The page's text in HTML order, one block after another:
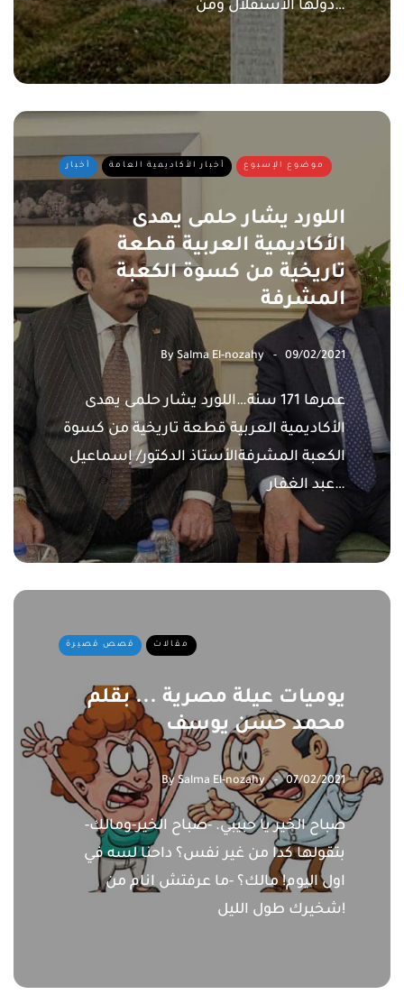
دولها الاستقلال ومن…
أخبار أخبار الأكاديمية العامة موضوع الإسبوع
اللورد يشار حلمى يهدى
الأكاديمية العربية قطعة
تاريخية من كسوة الكعبة
المشرفة
By Salma El-nozahy 09/02/2021
عمرها 171 سنة…اللورد يشار حلمى يهدى
الأكاديمية العربية قطعة تاريخية من كسوة
الكعبة المشرفةالأستاذ الدكتور/ إسماعيل
عبد الغفار…
قصص قصيرة مقالات
يوميات عيلة مصرية ... بقلم
محمد حسن يوسف
By Salma El-nozahy 07/02/2021
-صباح الخير يا حبيبي. -صباح الخير-ومالك
بتقولها كدا من غير نفس؟ داحنا لسه في
اول اليوم! مالك؟ -ما عرفتش انام من
شخيرك طول الليل!